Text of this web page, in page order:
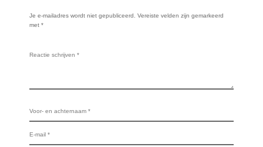
Je e-mailadres wordt niet gepubliceerd.
Vereiste velden zijn gemarkeerd
met *